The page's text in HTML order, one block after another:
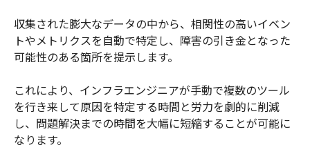
収集された膨大なデータの中から、相関性の高いイベン
トやメトリクスを自動で特定し、障害の引き金となった
可能性のある箇所を提示します。
これにより、インフラエンジニアが手動で複数のツール
を行き来して原因を特定する時間と労力を劇的に削減
し、問題解決までの時間を大幅に短縮することが可能に
なります。